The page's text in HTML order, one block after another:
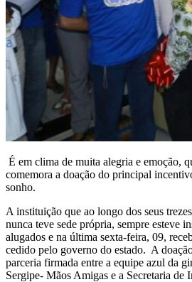
É em clima de muita alegria e emoção,
comemora a doação do principal
sonho.
A instituição que ao longo dos seus
nunca teve sede própria, sempre esteve
alugados e na última sexta-feira, 09,
cedido pelo governo do estado. A
parceria firmada entre a equipe azul da
Sergipe- Mãos Amigas e a Secretaria de